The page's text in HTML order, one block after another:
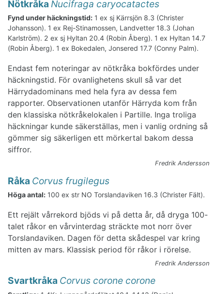
Nötkråka Nucifraga caryocatactes
Fynd under häckningstid: 1 ex sj Kärrsjön 8.3 (Christer
Johansson). 1 ex Rej-Stinamossen, Landvetter 18.3 (Johan
Karlström). 2 ex sj Hyltan 20.4 (Robin Åberg). 1 ex Hyltan 14.7
(Robin Åberg). 1 ex Bokedalen, Jonsered 17.7 (Conny Palm).
Endast fem noteringar av nötkråka bokfördes under
häckningstid. För ovanlighetens skull så var det
Härrydadominans med hela fyra av dessa fem
rapporter. Observationen utanför Härryda kom från
den klassiska nötkråkelokalen i Partille. Inga troliga
häckningar kunde säkerställas, men i vanlig ordning så
gömmer sig säkerligen ett mörkertal bakom dessa
siffror.
Fredrik Andersson
Råka Corvus frugilegus
Höga antal: 100 ex str NO Torslandaviken 16.3 (Christer Fält).
Ett rejält vårrekord bjöds vi på detta år, då dryga 100-
talet råkor en vårvinterdag sträckte mot norr över
Torslandaviken. Dagen för detta skådespel var kring
mitten av mars. Klassisk period för råkor i rörelse.
Fredrik Andersson
Svartkråka Corvus corone corone